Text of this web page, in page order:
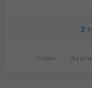
2
Sobre